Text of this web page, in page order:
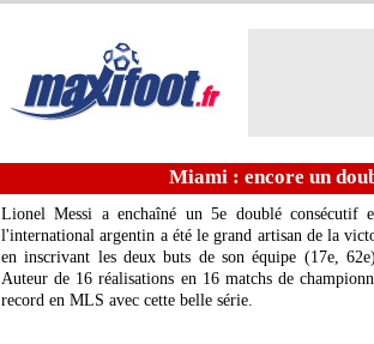
Miami : encore un
Lionel Messi a enchaîné un 5e doublé consécutif
l'international argentin a été le grand artisan de la
en inscrivant les deux buts de son équipe (17e,
Auteur de 16 réalisations en 16 matchs de
record en MLS avec cette belle série.